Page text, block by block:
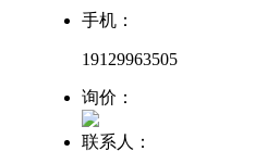
手机：
19129963505
询价：
联系人：